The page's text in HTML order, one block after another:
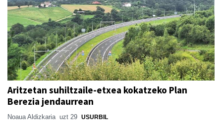
Aritzetan suhiltzaile-etxea kokatzeko Plan
Berezia jendaurrean
Noaua Aldizkaria uzt 29 USURBIL